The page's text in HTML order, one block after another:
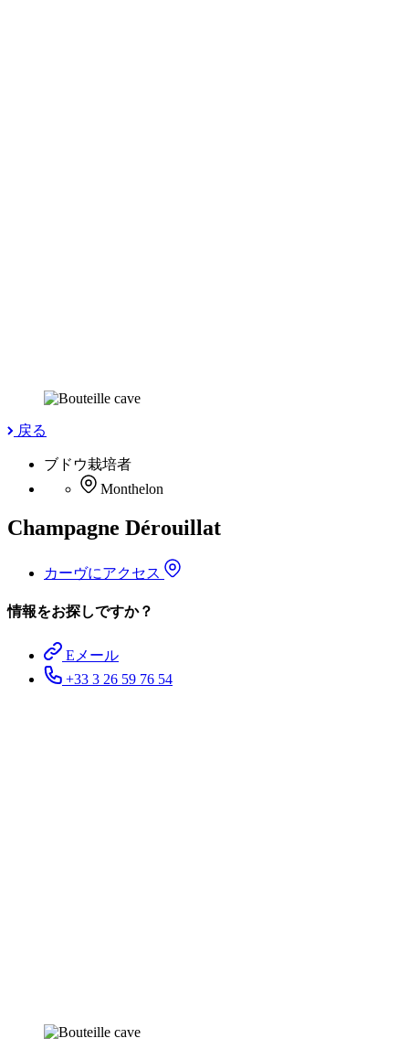
戻る
ブドウ栽培者
Monthelon
Champagne Dérouillat
カーヴにアクセス
情報をお探しですか？
Eメール
+33 3 26 59 76 54